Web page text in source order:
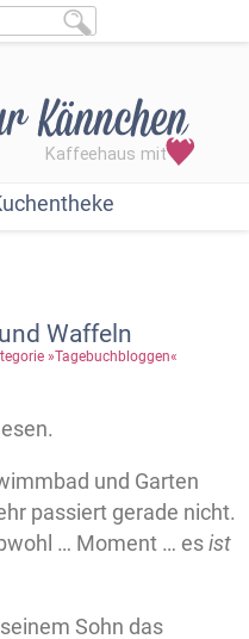
Waffeln
»Tagebuchbloggen«
und Garten
passiert gerade nicht.
… Moment … esist
Sohn das